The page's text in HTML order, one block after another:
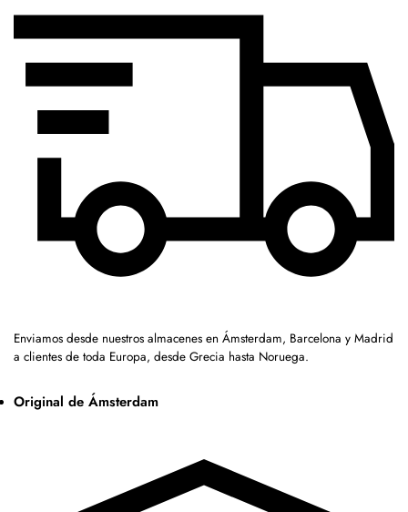
Enviamos desde nuestros almacenes en Ámsterdam, Barcelona y Madrid
a clientes de toda Europa, desde Grecia hasta Noruega.
Original de Ámsterdam